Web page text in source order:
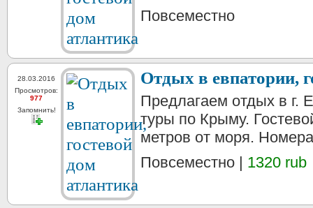
Повсеместно
28.03.2016
Просмотров:
977
Запомнить!
Отдых в евпатории,
Предлагаем отдых в г.
туры по Крыму.
метров от моря.
Повсеместно | 1320 rub